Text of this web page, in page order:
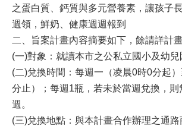
之蛋白質、鈣質與多元營養素，讓孩子
週領，鮮奶、健康週週報到
二、旨案計畫內容摘要如下，餘請詳計畫
(一)對象：就讀本市之公私立國小及幼兒
(二)兌換時間：每週一（凌晨0時0分起
分 止）；每週1瓶，若未於當週兌換，
週。
(三)兌換地點：與本計畫合作辦理之通路